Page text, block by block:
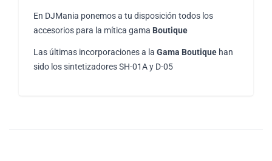
En DJMania ponemos a tu disposición todos los
accesorios para la mítica gama Boutique
Las últimas incorporaciones a la Gama Boutique han
sido los sintetizadores SH-01A y D-05